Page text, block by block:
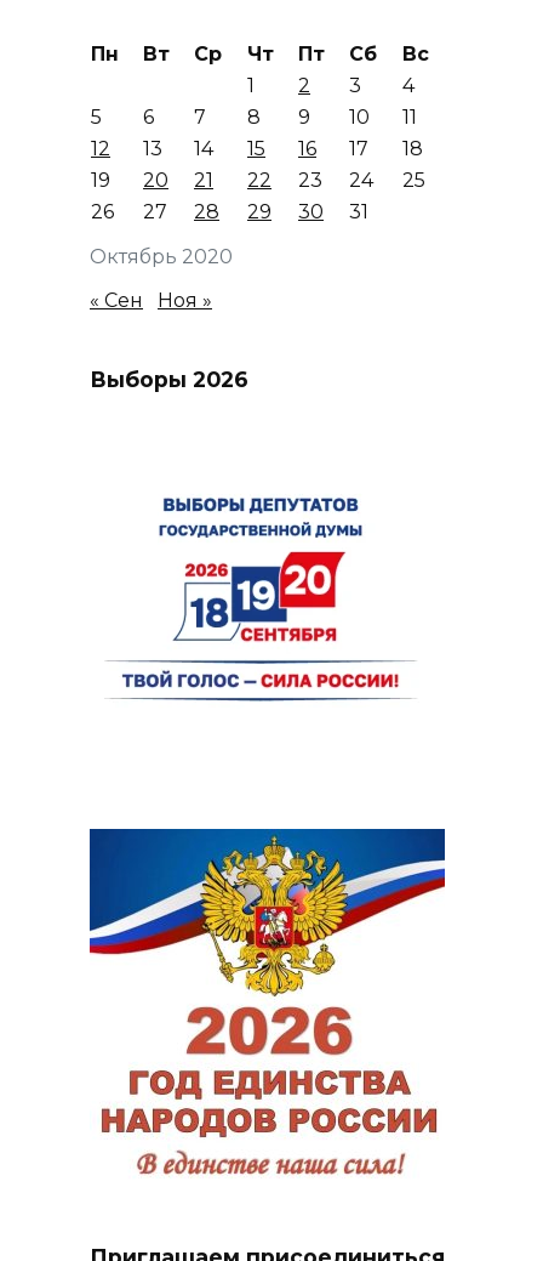
Октябрь 2020
Пн Вт Ср Чт Пт Сб
Вс
1
2 3
4
5
6 7 8 9 10
11
12
13 14 15 16 17
18
19
20 21 22 23 24
25
26
27 28 29 30 31
« Сен Ноя »
Выборы 2026